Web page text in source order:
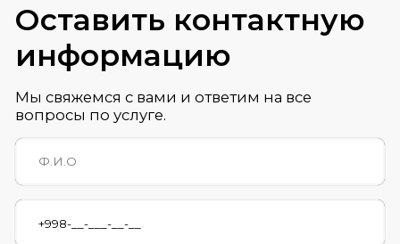
Оставить контактную
информацию
Мы свяжемся с вами и ответим на все
вопросы по услуге.